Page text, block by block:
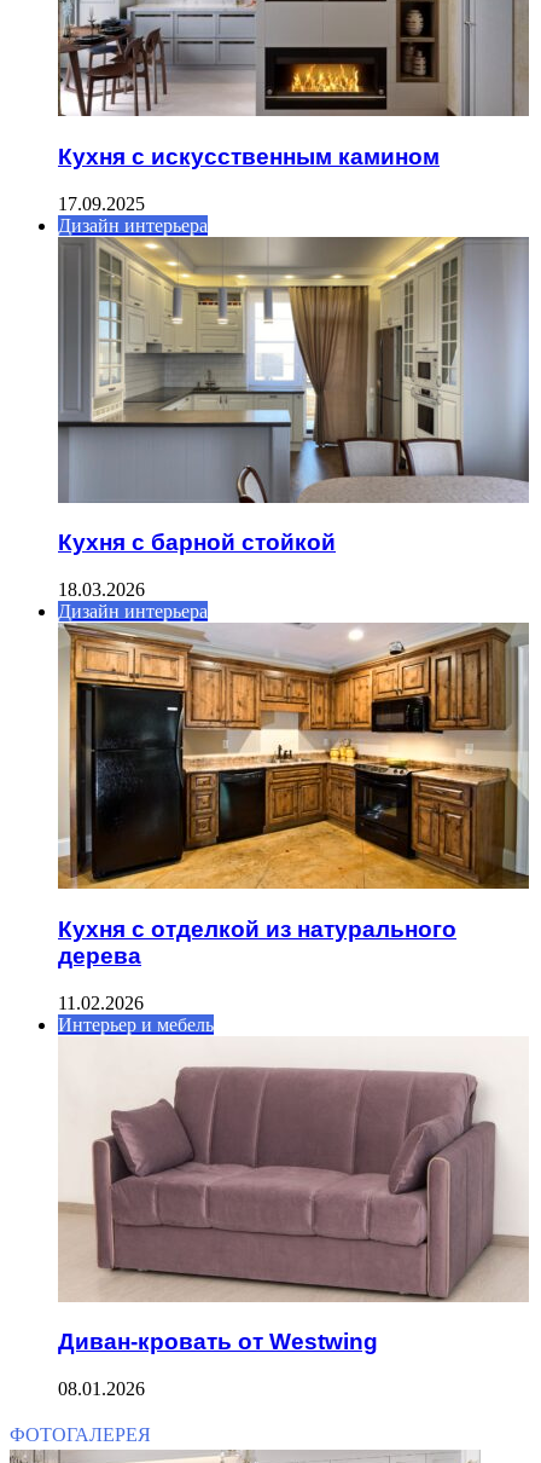
Кухня с искусственным камином
17.09.2025
Дизайн интерьера
Кухня с барной стойкой
18.03.2026
Дизайн интерьера
Кухня с отделкой из натурального
дерева
11.02.2026
Интерьер и мебель
Диван-кровать от Westwing
08.01.2026
ФОТОГАЛЕРЕЯ